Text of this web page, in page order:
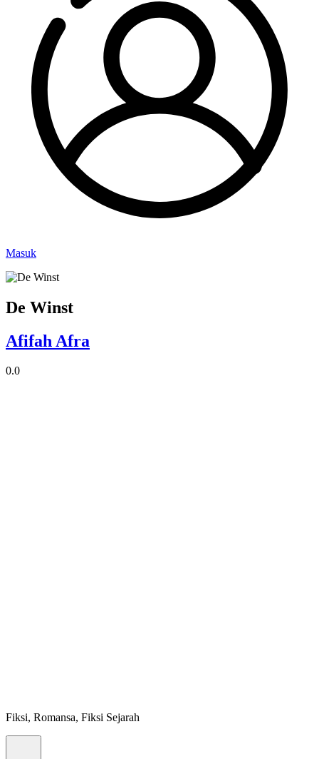
Masuk
De Winst
Afifah Afra
0.0
Fiksi, Romansa, Fiksi Sejarah